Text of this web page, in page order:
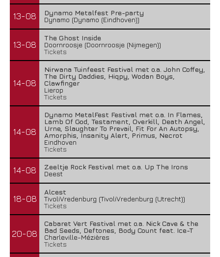
13-08
Dynamo Metalfest Pre-party
Dynamo (Dynamo (Eindhoven))
13-08
The Ghost Inside
Doornroosje (Doornroosje (Nijmegen))
Tickets
14-08
Nirwana Tuinfeest Festival met o.a. John Coffey,
The Dirty Daddies, Hiqpy, Wodan Boys,
Clawfinger
Lierop
Tickets
14-08
Dynamo MetalFest Festival met o.a. In Flames,
Lamb Of God, Testament, Overkill, Death Angel,
Urne, Slaughter To Prevail, Fit For An Autopsy,
Amorphis, Insanity Alert, Primus, Necrot
Eindhoven
Tickets
14-08
Zeeltje Rock Festival met o.a. Up The Irons
Deest
18-08
Alcest
TivoliVredenburg (TivoliVredenburg (Utrecht))
Tickets
20-08
Cabaret Vert Festival met o.a. Nick Cave & the
Bad Seeds, Deftones, Body Count feat. Ice-T
Charleville-Mézières
Tickets